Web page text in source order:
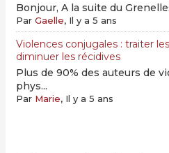
Bonjour, A la suite du
ParGaelle, Il y a 5 ans
Violences conjugales : traiter
diminuer les récidives
Plus de 90% des auteurs de
phys...
Par Marie, Il y a 5 ans